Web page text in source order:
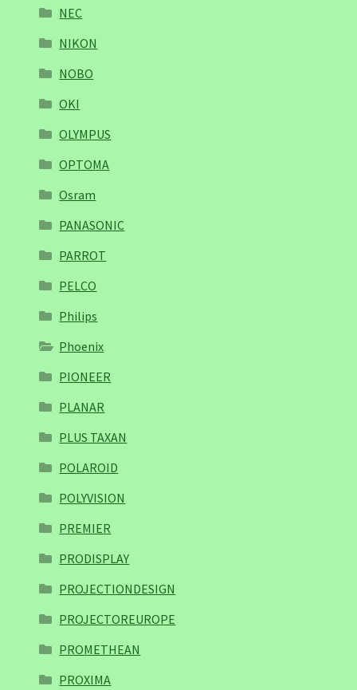
NEC
NIKON
NOBO
OKI
OLYMPUS
OPTOMA
Osram
PANASONIC
PARROT
PELCO
Philips
Phoenix
PIONEER
PLANAR
PLUS TAXAN
POLAROID
POLYVISION
PREMIER
PRODISPLAY
PROJECTIONDESIGN
PROJECTOREUROPE
PROMETHEAN
PROXIMA